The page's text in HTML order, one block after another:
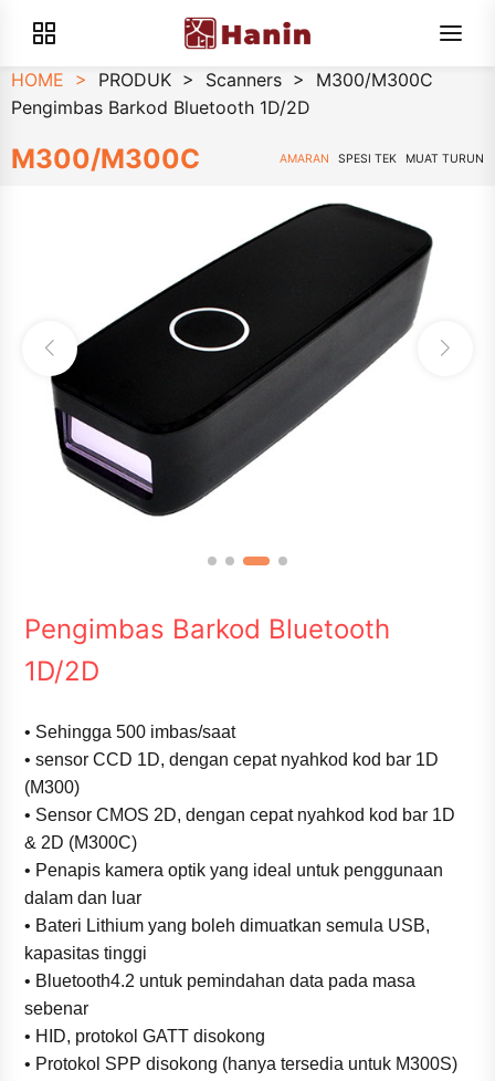
HOME > PRODUK > Scanners >
M300/M300C
Pengimbas Barkod Bluetooth 1D/2D
M300/M300C AMARAN SPESI TEK MUAT TURUN
Pengimbas Barkod Bluetooth
1D/2D
• Sehingga 500 imbas/saat
• sensor CCD 1D, dengan cepat nyahkod kod bar 1D
(M300)
• Sensor CMOS 2D, dengan cepat nyahkod kod bar 1D
& 2D (M300C)
• Penapis kamera optik yang ideal untuk penggunaan
dalam dan luar
• Bateri Lithium yang boleh dimuatkan semula USB,
kapasitas tinggi
• Bluetooth4.2 untuk pemindahan data pada masa
sebenar
• HID, protokol GATT disokong
• Protokol SPP disokong (hanya tersedia untuk M300S)